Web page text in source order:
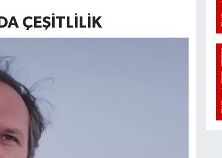
ÇEŞİTLİLİK